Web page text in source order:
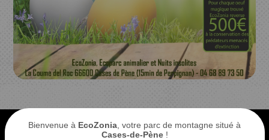
ACCÈS
ECOPARC
Je réserve mon entrée
Bienvenue à EcoZonia , votre parc de montagne situé à
Cases-de-Pène!